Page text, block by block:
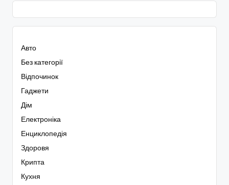
Авто
Без категорії
Відпочинок
Гаджети
Дім
Електроніка
Енциклопедія
Здоровя
Крипта
Кухня